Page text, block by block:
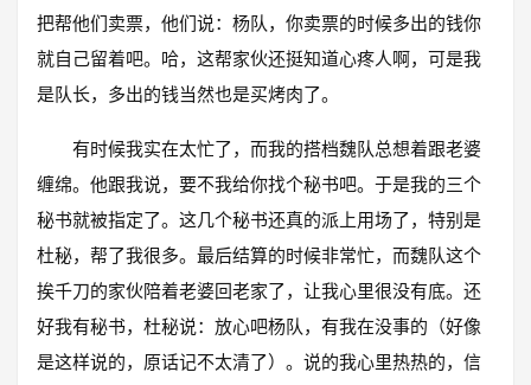
把帮他们卖票，他们说：杨队，你卖票的时候多出的钱你
就自己留着吧。哈，这帮家伙还挺知道心疼人啊，可是我
是队长，多出的钱当然也是买烤肉了。
有时候我实在太忙了，而我的搭档魏队总想着跟老婆
缠绵。他跟我说，要不我给你找个秘书吧。于是我的三个
秘书就被指定了。这几个秘书还真的派上用场了，特别是
杜秘，帮了我很多。最后结算的时候非常忙，而魏队这个
挨千刀的家伙陪着老婆回老家了，让我心里很没有底。还
好我有秘书，杜秘说：放心吧杨队，有我在没事的（好像
是这样说的，原话记不太清了）。说的我心里热热的，信